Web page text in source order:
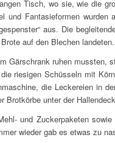
Tisch, wo sie, wie die
und Fan­ta­sie­for­men wur­den
aus. Die
auf den Ble­chen landeten.
Gär­schrank ruhen muss­ten,
rie­si­gen Schüs­seln mit
die Lecke­rei­en in
Brot­kör­be unter der
und Zucker­pa­ke­ten
wie­der gab es etwas zu